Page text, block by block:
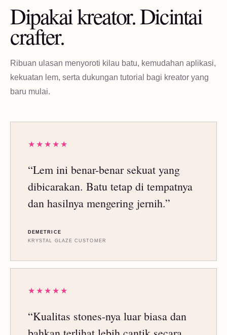
Dipakai kreator. Dicintai
crafter.
Ribuan ulasan menyoroti kilau batu, kemudahan aplikasi,
kekuatan lem, serta dukungan tutorial bagi kreator yang
baru mulai.
★★★★★
“Lem ini benar-benar sekuat yang
dibicarakan. Batu tetap di tempatnya
dan hasilnya mengering jernih.”
DEMETRICE
KRYSTAL GLAZE CUSTOMER
★★★★★
“Kualitas stones-nya luar biasa dan